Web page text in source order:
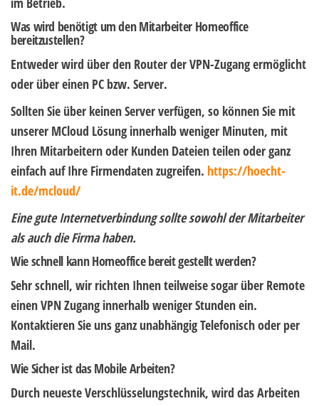
Was wird benötigt um den Mitarbeiter Homeoffice
bereitzustellen?
Entweder wird über den Router der VPN-Zugang ermöglicht
oder über einen PC bzw. Server.
Sollten Sie über keinen Server verfügen, so können Sie mit
unserer MCloud Lösung innerhalb weniger Minuten, mit
Ihren Mitarbeitern oder Kunden Dateien teilen oder ganz
einfach auf Ihre Firmendaten zugreifen. https://hoecht-
it.de/mcloud/
Eine gute Internetverbindung sollte sowohl der Mitarbeiter
als auch die Firma haben.
Wie schnell kann Homeoffice bereit gestellt werden?
Sehr schnell, wir richten Ihnen teilweise sogar über Remote
einen VPN Zugang innerhalb weniger Stunden ein.
Kontaktieren Sie uns ganz unabhängig Telefonisch oder per
Mail.
Wie Sicher ist das Mobile Arbeiten?
Durch neueste Verschlüsselungstechnik, wird das Arbeiten